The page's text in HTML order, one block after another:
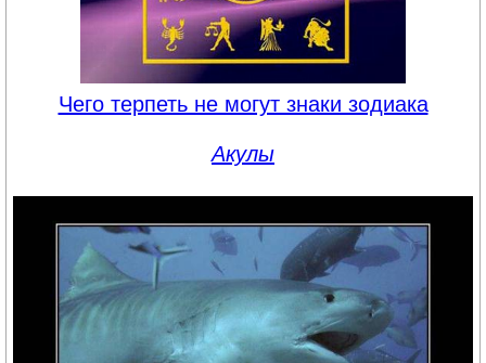
Чего терпеть не могут знаки зодиака
Акулы